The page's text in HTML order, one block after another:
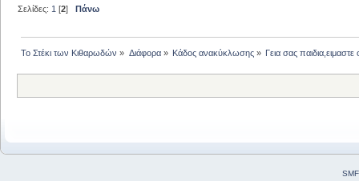
Σελίδες: 1 [2]Πάνω
Το Στέκι των Κιθαρωδών » Διάφορα» Κάδος ανακύκλωσης» Γεια σας